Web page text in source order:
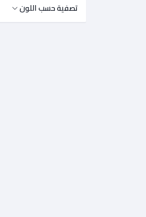
تصفية حسب اللون